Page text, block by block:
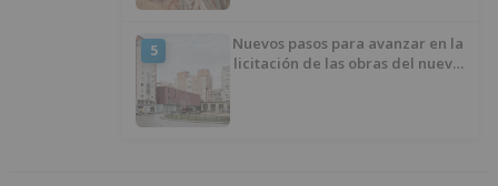
5
Nuevos pasos para avanzar en la
licitación de las obras del nuevo